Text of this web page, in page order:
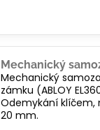
Mechanický
Mechanický
zámku (ABLOY
Odemykání klíčem,
20 mm.